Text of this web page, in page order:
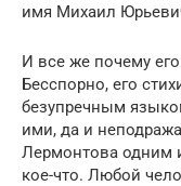
имя Михаил
И все же почему
Бесспорно, его
безупречным
ими, да и
Лермонтова одним
кое-что. Любой